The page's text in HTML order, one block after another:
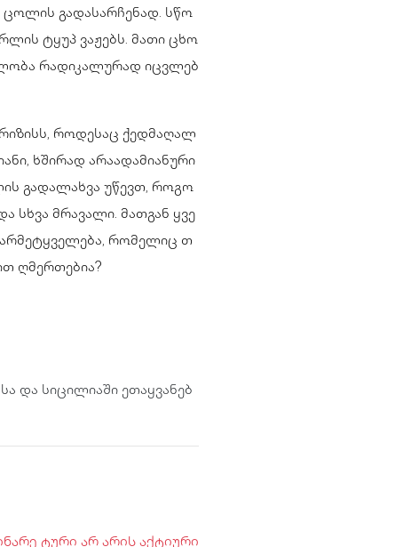
გადასარჩენად. სწო
ტყუპ ვაჟებს. მათი ცხო
რადიკალურად იცვლებ
როდესაც ქედმაღალ
ხშირად არაადამიანური
გადალახვა უწევთ, როგო
სხვა მრავალი. მათგან ყვე
რომელიც თ
ღმერთებია?
და სიცილიაში ეთაყვანებ
ტური არ არის აქტიური